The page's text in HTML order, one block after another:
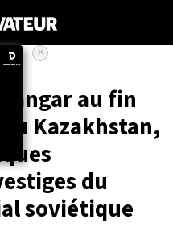
hangar au fin
Kazakhstan,
du
soviétique
×